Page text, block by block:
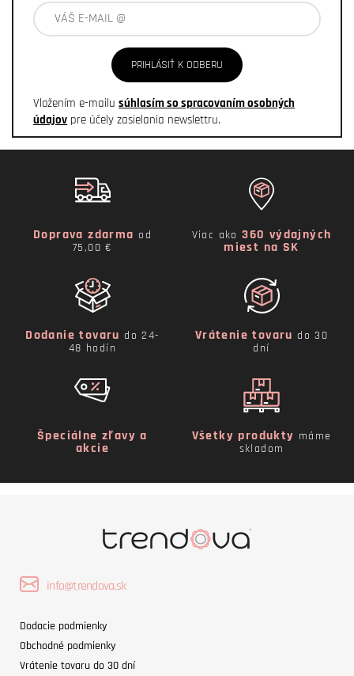
PRIHLÁSIŤ K ODBERU
Vložením e-mailu súhlasím so spracovaním osobných
údajov pre účely zasielania newslettru.
Doprava zdarma od
75,00 €
Viac ako360 výdajných
miest na SK
Dodanie tovaru do 24-
48 hodín
Vrátenie tovaru do 30
dní
Špeciálne zľavy a
akcie
Všetky produkty máme
skladom
info@trendova.sk
Dodacie podmienky
Obchodné podmienky
Vrátenie tovaru do 30 dní